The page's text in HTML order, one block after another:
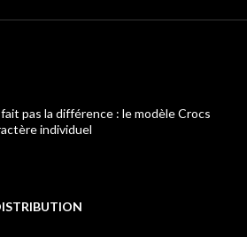
pas la différence : le modèle Crocs
individuel